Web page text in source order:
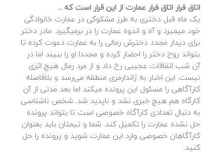
اتاق فرار اتاق فرار عمارت از این قرار است که ...
یک ماه قبل دختری به طرز مشکوکی در عمارت خانوادگی
خود میمیرد و آه و اندوه عمارت را در برمیگیرد. مادر دختر
برای دیدار مجدد دخترش رمالی را به عمارت دعوت کرده تا
بتواند روح دختر را احضار کرده و مجددا او را ببیند اما در
آن شب اتفاقات عجیبی رخ داد و از مرد رمال هیچ اثری
نیست. این اخبار به ژاندارمری منطقه می‌رسد و بلافاصله
کارآگاهی را مسئول این پرونده میکند اما بعد مدتی از آن
کارگاه هم هیچ خبری نشد و ناپدید شد. شخص ناشناسی
به دنبال تعدادی کارآگاه خصوصی است تا بتواند پرونده
حل نشده عمارت را تکمیل کند. شما و تیمتان باید بعنوان
کارآگاهان خصوصی وارد این عمارت شوید و پرونده را حل
کنید.